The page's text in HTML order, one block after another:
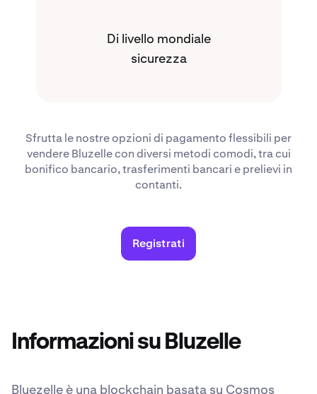
Di livello mondiale
sicurezza
Sfrutta le nostre opzioni di pagamento flessibili per
vendere Bluzelle con diversi metodi comodi, tra cui
bonifico bancario, trasferimenti bancari e prelievi in
contanti.
Registrati
Informazioni su Bluzelle
Bluezelle è una blockchain basata su Cosmos